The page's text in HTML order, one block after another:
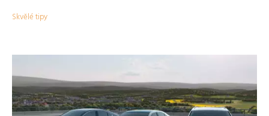
Skvělé tipy